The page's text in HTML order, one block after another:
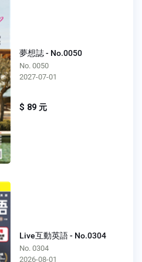
夢想誌 - No.0050
No. 0050
2027-07-01
$ 89 元
Live互動英語 - No.0304
No. 0304
2026-08-01